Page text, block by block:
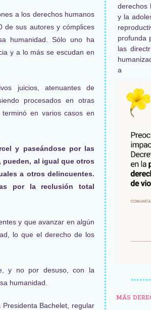
a los derechos humanos
de sus autores y cómplices
humanidad. Sólo uno ha
y a lo más se escudan en
juicios, atenuantes de
procesados en otras
en varios casos en
y paseándose por las
pueden, al igual que otros
a otros delincuentes.
por la reclusión total
y que avanzar en algún
lo que el derecho de los
y no por desuso, con la
humanidad.
Bachelet, regular
derechos
y la
profunda
las
a
MÁS